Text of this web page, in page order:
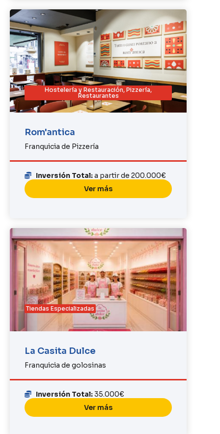
Hostelería y Restauración, Pizzería,
Restaurantes
Rom'antica
Franquicia de Pizzería
Inversión Total:a partir de 200.000€
Ver más
Tiendas Especializadas
La Casita Dulce
Franquicia de golosinas
Inversión Total:35.000€
Ver más